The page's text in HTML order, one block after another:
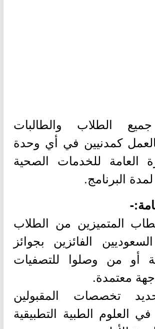
الطلاب والطالبات
كمدنيين في أي وحدة
العامة للخدمات الصحية
البرنامج.
المتميزين من الطلاب
الفائزين بجوائز
أو من وصلوا للتصفيات
جهة معتمدة.
تخصصات المقبولين
العلوم الطبية التطبيقية